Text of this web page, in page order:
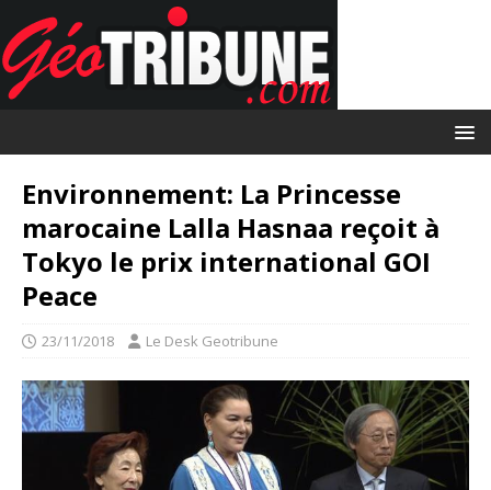
Environnement: La Princesse
marocaine Lalla Hasnaa reçoit à
Tokyo le prix international GOI
Peace
23/11/2018 Le Desk Geotribune